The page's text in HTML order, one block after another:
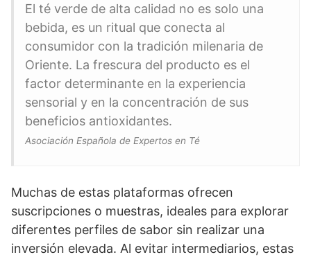
El té verde de alta calidad no es solo una
bebida, es un ritual que conecta al
consumidor con la tradición milenaria de
Oriente. La frescura del producto es el
factor determinante en la experiencia
sensorial y en la concentración de sus
beneficios antioxidantes.
Asociación Española de Expertos en Té
Muchas de estas plataformas ofrecen
suscripciones o muestras, ideales para explorar
diferentes perfiles de sabor sin realizar una
inversión elevada. Al evitar intermediarios, estas